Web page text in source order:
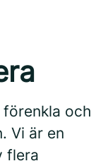
och
Vi är en
flera